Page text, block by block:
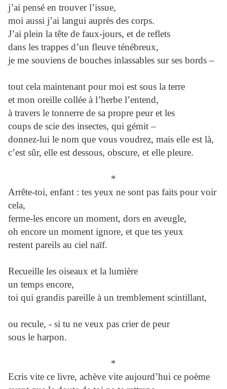
j’ai pensé en trouver l’issue,
moi aussi j’ai langui auprès des corps.
J’ai plein la tête de faux-jours, et de reflets
dans les trappes d’un fleuve ténébreux,
je me souviens de bouches inlassables sur ses bords –
tout cela maintenant pour moi est sous la terre
et mon oreille collée à l’herbe l’entend,
à travers le tonnerre de sa propre peur et les
coups de scie des insectes, qui gémit –
donnez-lui le nom que vous voudrez, mais elle est là,
c’est sûr, elle est dessous, obscure, et elle pleure.
*
Arrête-toi, enfant : tes yeux ne sont pas faits pour voir
cela,
ferme-les encore un moment, dors en aveugle,
oh encore un moment ignore, et que tes yeux
restent pareils au ciel naïf.
Recueille les oiseaux et la lumière
un temps encore,
toi qui grandis pareille à un tremblement scintillant,
ou recule, - si tu ne veux pas crier de peur
sous le harpon.
*
Ecris vite ce livre, achève vite aujourd’hui ce poème